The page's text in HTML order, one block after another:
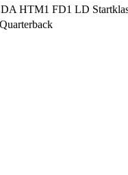
HTM1 FD1 LD